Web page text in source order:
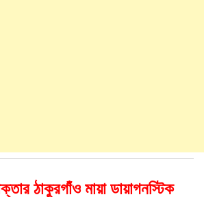
ঠাকুরগাঁও মায়া ডায়াগনস্টিক